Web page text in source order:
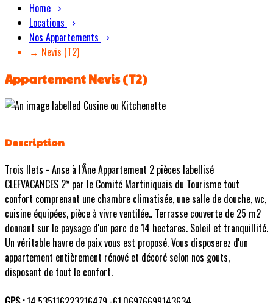
Home
Locations
Nos Appartements
→ Nevis (T2)
Appartement Nevis (T2)
Description
Trois Ilets - Anse à l’Âne Appartement 2 pièces labellisé
CLEFVACANCES 2* par le Comité Martiniquais du Tourisme tout
confort comprenant une chambre climatisée, une salle de douche, wc,
cuisine équipées, pièce à vivre ventilée.. Terrasse couverte de 25 m2
donnant sur le paysage d'un parc de 14 hectares. Soleil et tranquillité.
Un véritable havre de paix vous est proposé. Vous disposerez d'un
appartement entièrement rénové et décoré selon nos gouts,
disposant de tout le confort.